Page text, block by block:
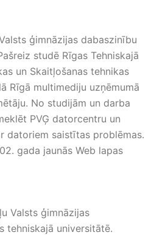
ģimnāzijas dabaszinību
studē Rīgas Tehniskajā
un Skaitļošanas tehnikas
Rīgā multimediju uzņēmumā
No studijām un darba
PVĢ datorcentru un
datoriem saistītas problēmas.
gada jaunās Web lapas
Valsts ģimnāzijas
tehniskajā universitātē.